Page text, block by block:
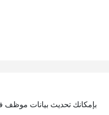
بإمكانك تحديث بيانات موظف